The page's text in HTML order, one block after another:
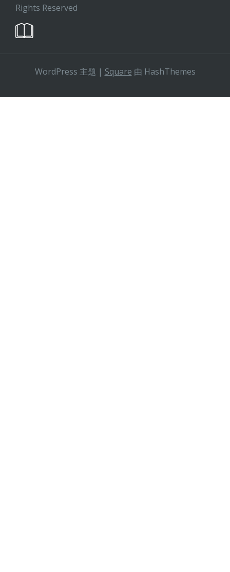
Rights Reserved
WordPress 主题 | Square 由 HashThemes